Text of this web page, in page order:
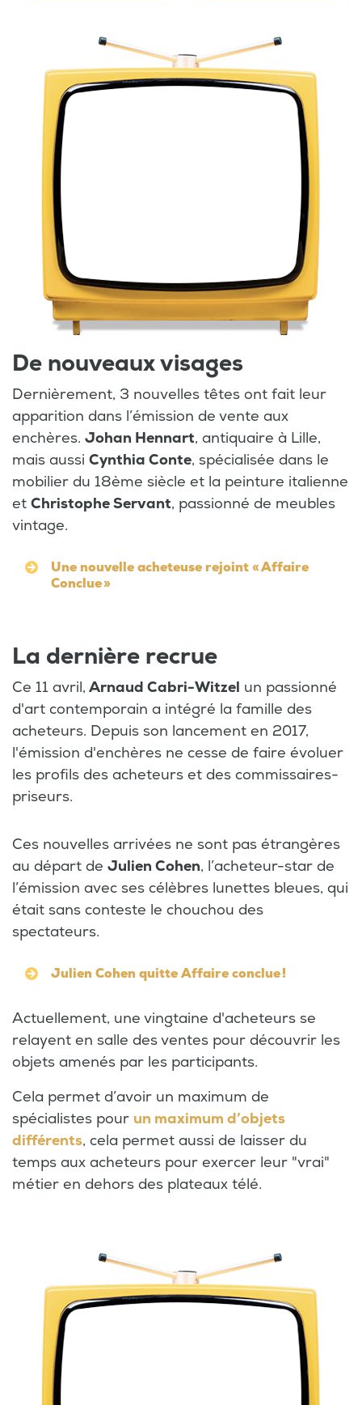
De nouveaux visages
Dernièrement, 3 nouvelles têtes ont fait leur
apparition dans l’émission de vente aux
enchères. Johan Hennart, antiquaire à Lille,
mais aussi Cynthia Conte, spécialisée dans le
mobilier du 18ème siècle et la peinture italienne
et Christophe Servant, passionné de meubles
vintage.
Une nouvelle acheteuse rejoint « Affaire
Conclue »
La dernière recrue
Ce 11 avril, Arnaud Cabri-Witzel un passionné
d'art contemporain a intégré la famille des
acheteurs. Depuis son lancement en 2017,
l'émission d'enchères ne cesse de faire évoluer
les profils des acheteurs et des commissaires-
priseurs.
Ces nouvelles arrivées ne sont pas étrangères
au départ de Julien Cohen, l’acheteur-star de
l’émission avec ses célèbres lunettes bleues, qui
était sans conteste le chouchou des
spectateurs.
Julien Cohen quitte Affaire conclue !
Actuellement, une vingtaine d'acheteurs se
relayent en salle des ventes pour découvrir les
objets amenés par les participants.
Cela permet d’avoir un maximum de
spécialistes pour un maximum d’objets
différents, cela permet aussi de laisser du
temps aux acheteurs pour exercer leur "vrai"
métier en dehors des plateaux télé.